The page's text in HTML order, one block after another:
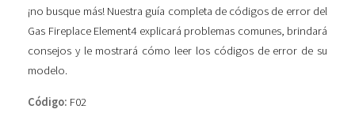
¡no busque más! Nuestra guía completa de códigos de error del
Gas Fireplace Element4 explicará problemas comunes, brindará
consejos y le mostrará cómo leer los códigos de error de su
modelo.
Código: F02